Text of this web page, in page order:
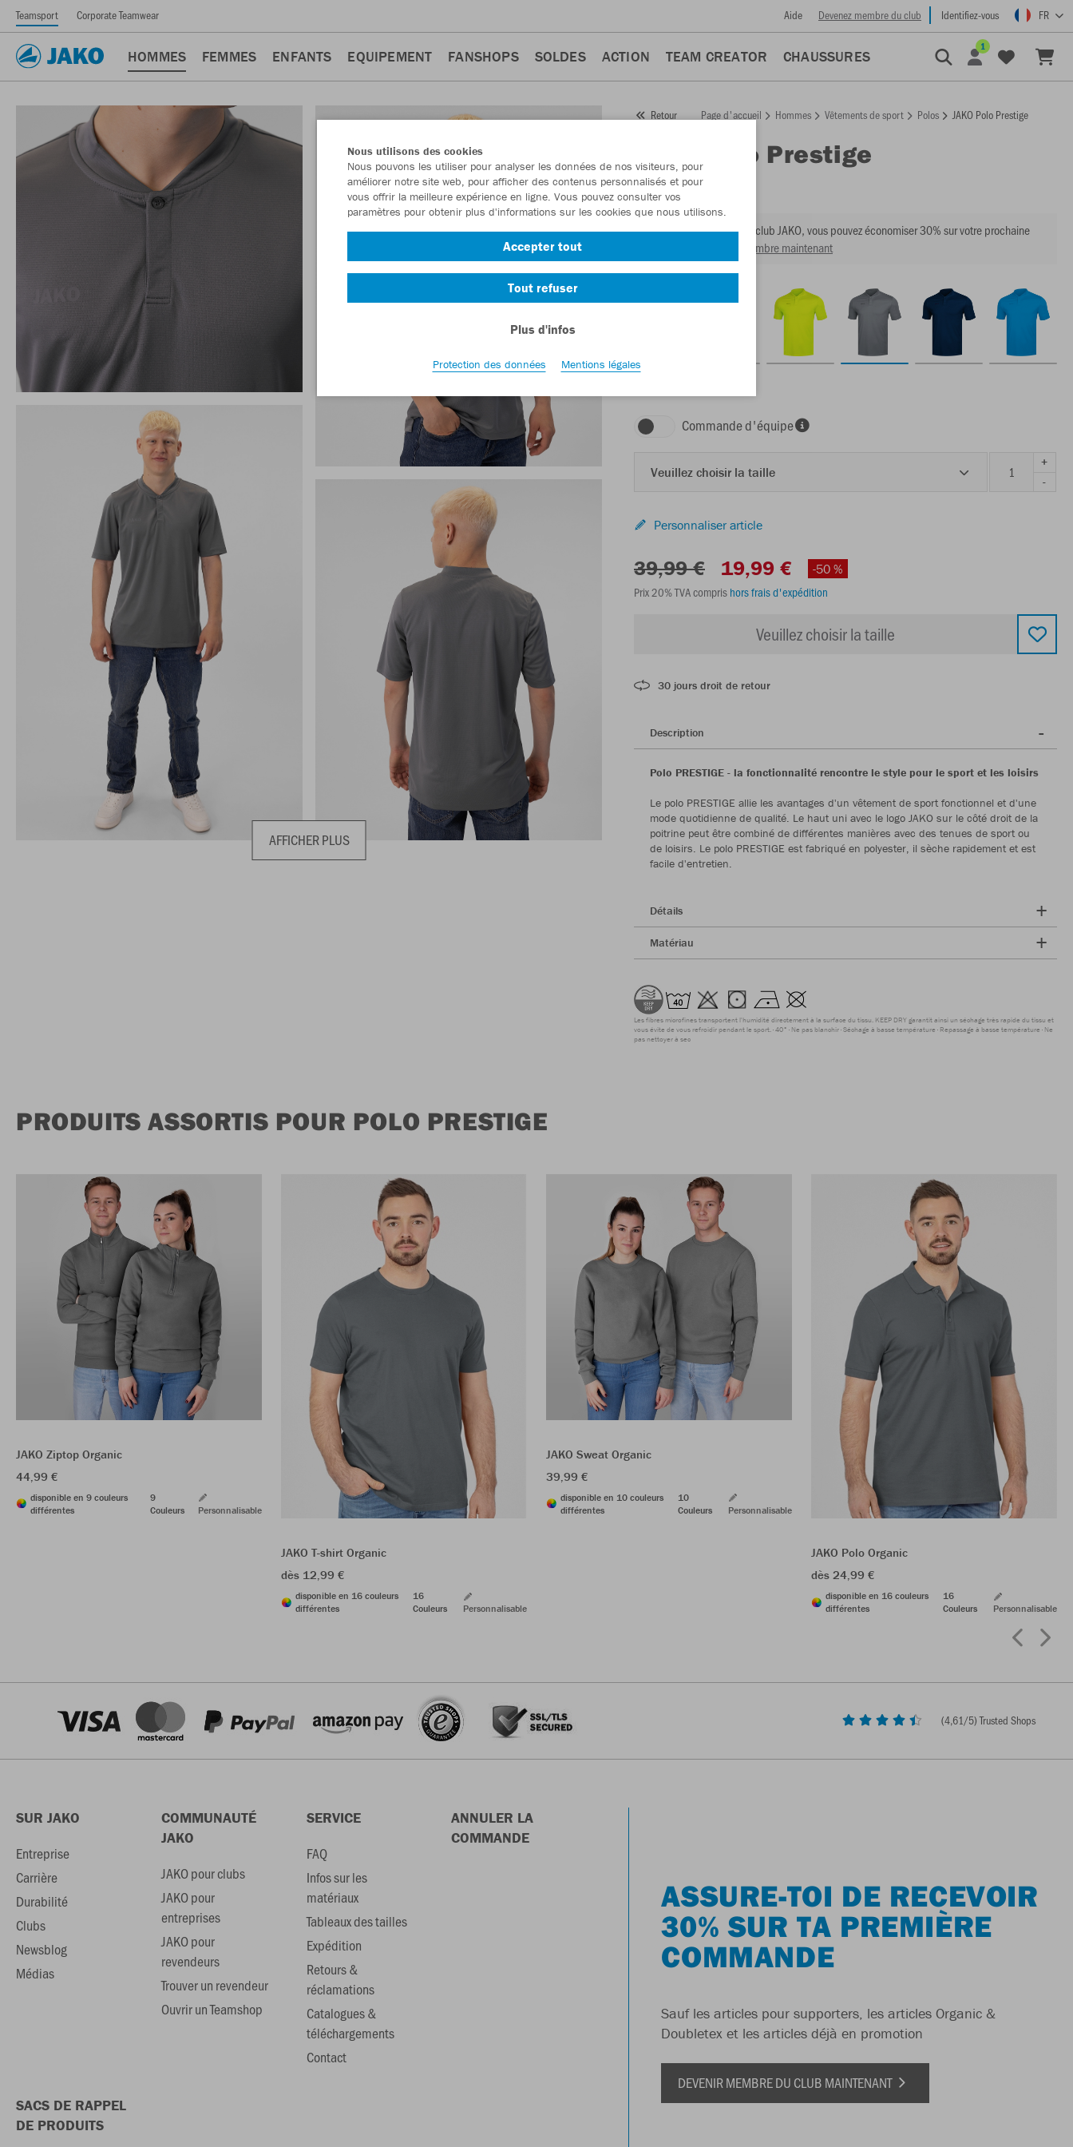
Teamsport Corporate Teamwear Aide Devenez membre du club Identifiez-vous FR
HOMMES FEMMES ENFANTS EQUIPEMENT FANSHOPS SOLDES ACTION TEAM CREATOR CHAUSSURES
1
AFFICHER PLUS
Retour Page d'accueil Hommes Vêtements de sport Polos JAKO Polo Prestige
Polo Prestige
Numéro d’article:
En tant que membre du club JAKO, vous pouvez économiser 30% sur votre prochaine
Devenir membre maintenant
Commande d'équipe
Veuillez choisir la taille
+
-
Personnaliser article
39,99 € 19,99 €
-50 %
Prix 20% TVA compris hors frais d'expédition
Veuillez choisir la taille
30 jours droit de retour
Description
Polo PRESTIGE - la fonctionnalité rencontre le style pour le sport et les loisirs
Le polo PRESTIGE allie les avantages d'un vêtement de sport fonctionnel et d'une
mode quotidienne de qualité. Le haut uni avec le logo JAKO sur le côté droit de la
poitrine peut être combiné de différentes manières avec des tenues de sport ou
de loisirs. Le polo PRESTIGE est fabriqué en polyester, il sèche rapidement et est
facile d'entretien.
Détails
Matériau
Les fibres microfines transportent l'humidité directement à la surface du tissu. KEEP DRY garantit ainsi un séchage très rapide du tissu et
vous évite de vous refroidir pendant le sport. 40° Ne pas blanchir Séchage à basse température Repassage à basse température Ne
pas nettoyer à sec
PRODUITS ASSORTIS POUR POLO PRESTIGE
JAKO Ziptop Organic
44,99 €
disponible en 9 couleurs
différentes
9
Couleurs
Personnalisable
JAKO T-shirt Organic
dès 12,99 €
disponible en 16 couleurs
différentes
16
Couleurs
Personnalisable
JAKO Sweat Organic
39,99 €
disponible en 10 couleurs
différentes
10
Couleurs
Personnalisable
JAKO Polo Organic
dès 24,99 €
disponible en 16 couleurs
différentes
16
Couleurs
Personnalisable
(4,61/5) Trusted Shops
SUR JAKO
Entreprise
Carrière
Durabilité
Clubs
Newsblog
Médias
COMMUNAUTÉ
JAKO
JAKO pour clubs
JAKO pour
entreprises
JAKO pour
revendeurs
Trouver un revendeur
Ouvrir un Teamshop
SERVICE
FAQ
Infos sur les
matériaux
Tableaux des tailles
Expédition
Retours &
réclamations
Catalogues &
téléchargements
Contact
ANNULER LA
COMMANDE
SACS DE RAPPEL
DE PRODUITS
ASSURE-TOI DE RECEVOIR
30% SUR TA PREMIÈRE
COMMANDE
Sauf les articles pour supporters, les articles Organic &
Doubletex et les articles déjà en promotion
DEVENIR MEMBRE DU CLUB MAINTENANT
Nous utilisons des cookies
Nous pouvons les utiliser pour analyser les données de nos visiteurs, pour
améliorer notre site web, pour afficher des contenus personnalisés et pour
vous offrir la meilleure expérience en ligne. Vous pouvez consulter vos
paramètres pour obtenir plus d'informations sur les cookies que nous utilisons.
Accepter tout
Tout refuser
Plus d'infos
Protection des données Mentions légales